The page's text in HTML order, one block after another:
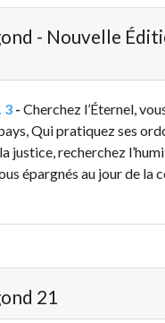
- Nouvelle
3 - Cherchez l’Éternel,
Qui pratiquez ses
justice, recherchez
épargnés au jour de la
21